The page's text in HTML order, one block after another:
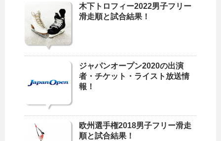
木下トロフィー2022男子フリー
滑走順と試合結果！
ジャパンオープン2020の出演
者・チケット・ライスト放送情
報！
欧州選手権2018男子フリー滑走
順と試合結果！